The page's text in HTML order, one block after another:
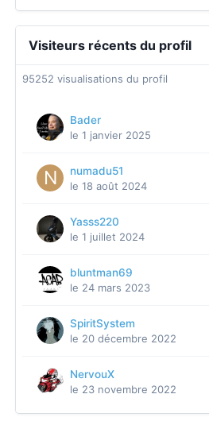
Visiteurs récents du profil
95252 visualisations du profil
Bader
le 1 janvier 2025
numadu51
le 18 août 2024
Yasss220
le 1 juillet 2024
bluntman69
le 24 mars 2023
SpiritSystem
le 20 décembre 2022
NervouX
le 23 novembre 2022